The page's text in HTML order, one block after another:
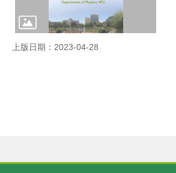
上版日期：2023-04-28